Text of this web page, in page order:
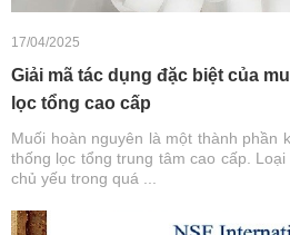
17/04/2025
Giải mã tác dụng đặc biệt của
lọc tổng cao cấp
Muối hoàn nguyên là một thành phần
thống lọc tổng trung tâm cao cấp.
chủ yếu trong quá ...